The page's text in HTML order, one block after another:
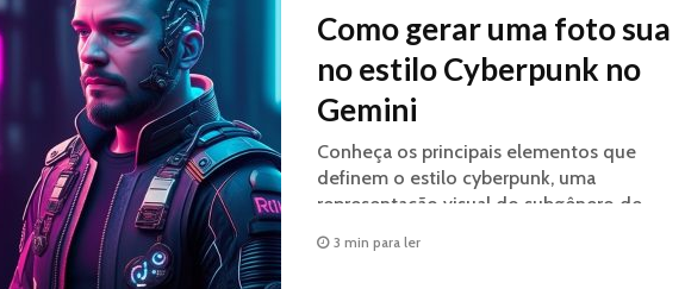
Como gerar uma foto sua
no estilo Cyberpunk no
Gemini
Conheça os principais elementos que
definem o estilo cyberpunk, uma
representação visual do subgênero de
ficção científica.
3 min para ler